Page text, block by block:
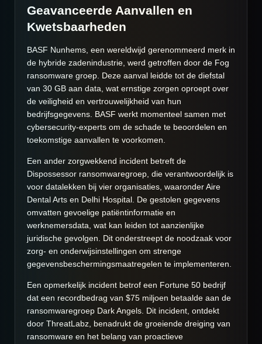
Geavanceerde Aanvallen en
Kwetsbaarheden
BASF Nunhems, een wereldwijd gerenommeerd merk in
de hybride zadenindustrie, werd getroffen door de Fog
ransomware groep. Deze aanval leidde tot de diefstal
van 30 GB aan data, wat ernstige zorgen oproept over
de veiligheid en vertrouwelijkheid van hun
bedrijfsgegevens. BASF werkt momenteel samen met
cybersecurity-experts om de schade te beoordelen en
toekomstige aanvallen te voorkomen.
Een ander zorgwekkend incident betreft de
Dispossessor ransomwaregroep, die verantwoordelijk is
voor datalekken bij vier organisaties, waaronder Aire
Dental Arts en Delhi Hospital. De gestolen gegevens
omvatten gevoelige patiëntinformatie en
werknemersdata, wat kan leiden tot aanzienlijke
juridische gevolgen. Dit onderstreept de noodzaak voor
zorg- en onderwijsinstellingen om strenge
gegevensbeschermingsmaatregelen te implementeren.
Een opmerkelijk incident betrof een Fortune 50 bedrijf
dat een recordbedrag van $75 miljoen betaalde aan de
ransomwaregroep Dark Angels. Dit incident, ontdekt
door ThreatLabz, benadrukt de groeiende dreiging van
ransomware en het belang van proactieve